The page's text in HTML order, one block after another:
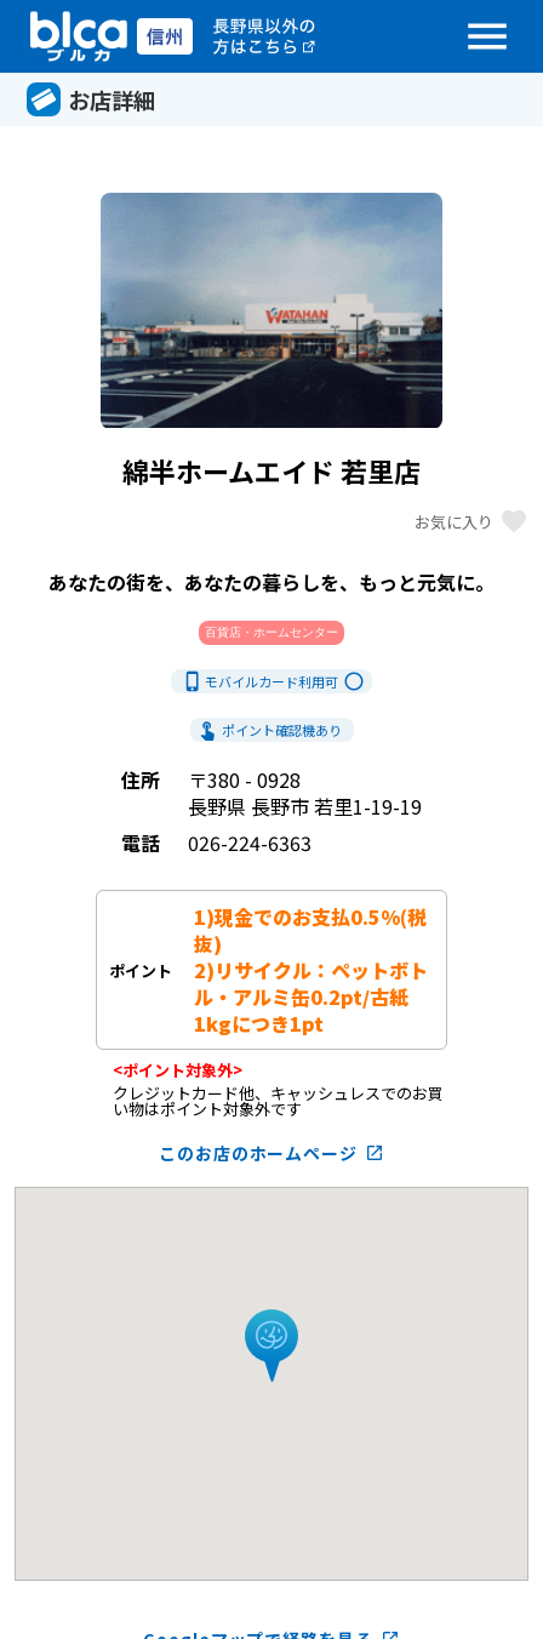
menu
お店詳細
綿半ホームエイド 若里店
お気に入り favorite
あなたの街を、あなたの暮らしを、もっと元気に。
百貨店・ホームセンター
phone_iphone モバイルカード利用可 radio_button_unchecked
touch_app ポイント確認機あり
住所
〒380 - 0928
長野県 長野市 若里1-19-19
電話
026-224-6363
ポイント
1)現金でのお支払0.5%(税
抜)
2)リサイクル：ペットボト
ル・アルミ缶0.2pt/古紙
1kgにつき1pt
<ポイント対象外>
クレジットカード他、キャッシュレスでのお買
い物はポイント対象外です
このお店のホームページ launch